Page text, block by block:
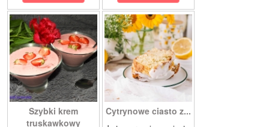
Szybki krem
truskawkowy
Cytrynowe ciasto z...